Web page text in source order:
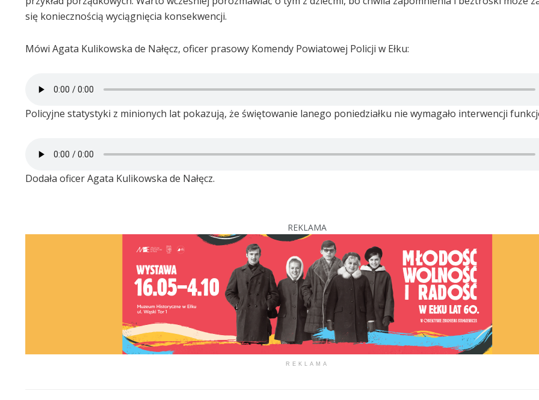
się koniecznością wyciągnięcia konsekwencji.
Mówi Agata Kulikowska de Nałęcz, oficer prasowy Komendy Powiatowej Policji w Ełku:
Policyjne statystyki z minionych lat pokazują, że świętowanie lanego poniedziałku nie wymagało interwencji
Dodała oficer Agata Kulikowska de Nałęcz.
REKLAMA
REKLAMA